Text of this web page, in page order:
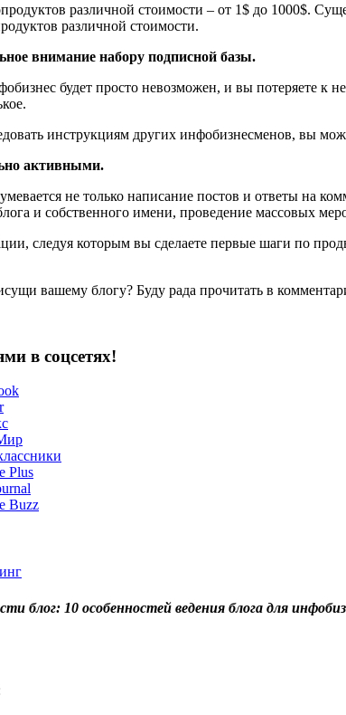
различной стоимости – от 1$ до 1000$.
различной стоимости.
внимание набору подписной базы.
будет просто невозможен, и вы потеряете
инструкциям других инфобизнесменов, вы
активными.
не только написание постов и ответы на
и собственного имени, проведение массовых
следуя которым вы сделаете первые шаги по
вашему блогу? Буду рада прочитать в
в соцсетях!
блог: 10 особенностей ведения блога для